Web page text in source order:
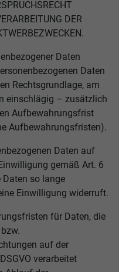
DER
Daten
Daten
Rechtsgrundlage, am
einschlägig – zusätzlich
Aufbewahrungsfrist
Aufbewahrungsfristen).
Daten auf
gemäß Art. 6
Daten so lange
Einwilligung widerruft.
für Daten, die
auf der
verarbeitet